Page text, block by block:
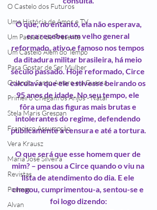
O Castelo dos Futuros
Uma História de Amor e TV
Um Passado de Presente
Um Castelo Além do Tempo
Para Gostar de Ser Mulher
Orlando, Santo Amaro e a Guerra
Primeiro Chegam os Anjos - Natal
Stela Maris Grespan
Francisco Assumpção
Vera Krausz
Maria José Silveira
Revistas
Poemas
Alvan
O que, no entanto, ela não esperava,
era receber um velho general
reformado, ativo e famoso nos tempos
da ditadura militar brasileira, há meio
século passado. Hoje reformado, Circe
calculava que ele estivesse beirando os
95 anos de idade. No seu tempo, ele
fôra uma das figuras mais brutas e
intolerantes do regime, defendendo
publicamente a censura e até a tortura.
O que será que esse homem quer de
mim? – pensou a Circe quando o viu na
lista de atendimento do dia. E ele
chegou, cumprimentou-a, sentou-se e
foi logo dizendo: